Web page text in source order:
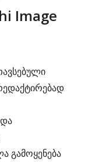
Image
გამოყენება